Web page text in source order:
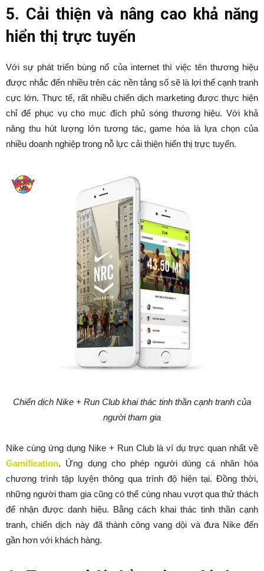
5. Cải thiện và nâng cao khả năng
hiển thị trực tuyến
Với sự phát triển bùng nổ của internet thì việc tên thương hiệu
được nhắc đến nhiều trên các nền tảng số sẽ là lợi thế cạnh tranh
cực lớn. Thực tế, rất nhiều chiến dịch marketing được thực hiện
chỉ để phục vụ cho mục đích phủ sóng thương hiệu. Với khả
năng thu hút lượng lớn tương tác, game hóa là lựa chọn của
nhiều doanh nghiệp trong nỗ lực cải thiện hiển thị trực tuyến.
Chiến dịch Nike + Run Club khai thác tinh thần cạnh tranh của
người tham gia
Nike cùng ứng dụng Nike + Run Club là ví dụ trực quan nhất về
Gamification. Ứng dụng cho phép người dùng cá nhân hóa
chương trình tập luyện thông qua trình độ hiện tại. Đồng thời,
những người tham gia cũng có thể cùng nhau vượt qua thử thách
để nhận được danh hiệu. Bằng cách khai thác tinh thần cạnh
tranh, chiến dịch này đã thành công vang dội và đưa Nike đến
gần hơn với khách hàng.